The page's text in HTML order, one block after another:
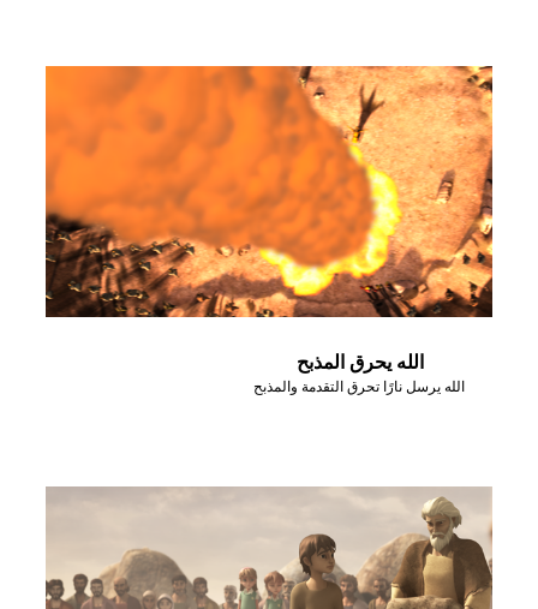
الله يحرق المذبح
الله يرسل نارًا تحرق التقدمة والمذبح